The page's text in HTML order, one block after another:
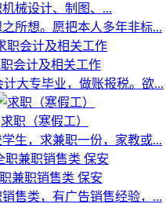
械设计、制图、...
所想。愿把本人多年非标...
会计及相关工作
计大专毕业，做账报税。欲...
求职（寒假工）
生，求兼职一份，家教或...
兼职销售类 保安
售类，有广告销售经验，...